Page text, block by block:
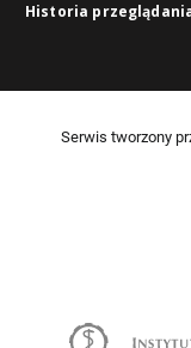
Historia
Serwis tworzony